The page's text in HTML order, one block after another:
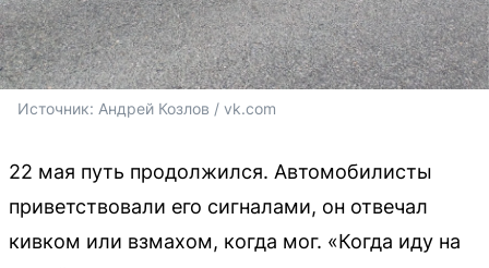
Источник: Андрей Козлов / vk.com
22 мая путь продолжился. Автомобилисты
приветствовали его сигналами, он отвечал
кивком или взмахом, когда мог. «Когда иду на